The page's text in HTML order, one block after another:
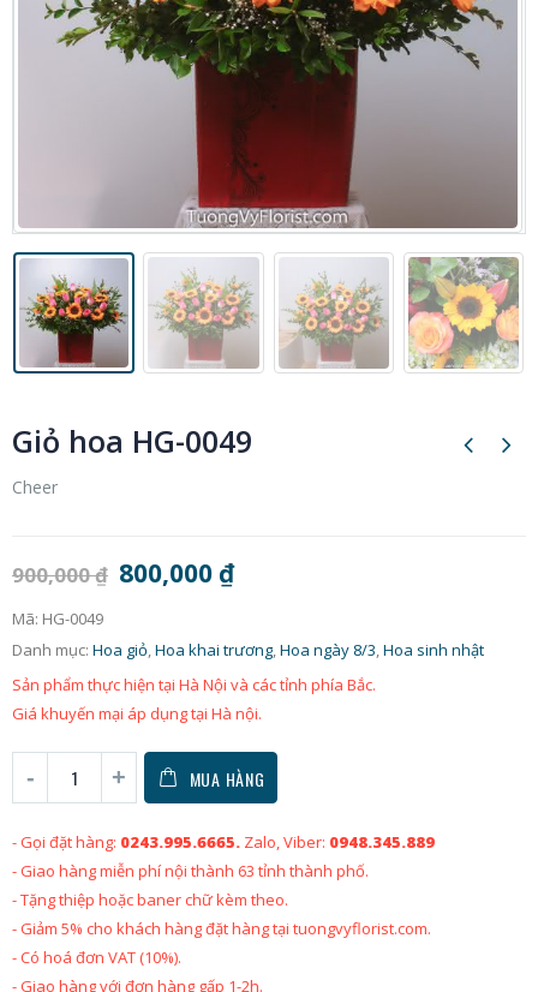
Giỏ hoa HG-0049
Cheer
900,000₫ 800,000 ₫
Mã: HG-0049
Danh mục: Hoa giỏ,Hoa khai trương,Hoa ngày 8/3,Hoa sinh nhật
Sản phẩm thực hiện tại Hà Nội và các tỉnh phía Bắc.
Giá khuyến mại áp dụng tại Hà nội.
MUA HÀNG
- Gọi đặt hàng: 0243.995.6665. Zalo, Viber: 0948.345.889
- Giao hàng miễn phí nội thành 63 tỉnh thành phố.
- Tặng thiệp hoặc baner chữ kèm theo.
- Giảm 5% cho khách hàng đặt hàng tại tuongvyflorist.com.
- Có hoá đơn VAT (10%).
- Giao hàng với đơn hàng gấp 1-2h.